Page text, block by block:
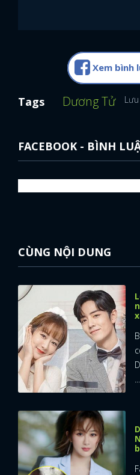
Xem bình
Tags Dương Tử
FACEBOOK - BÌNH
CÙNG NỘI DUNG